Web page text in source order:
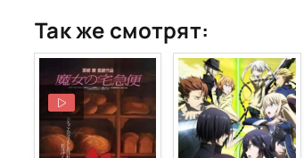
Так же смотрят: